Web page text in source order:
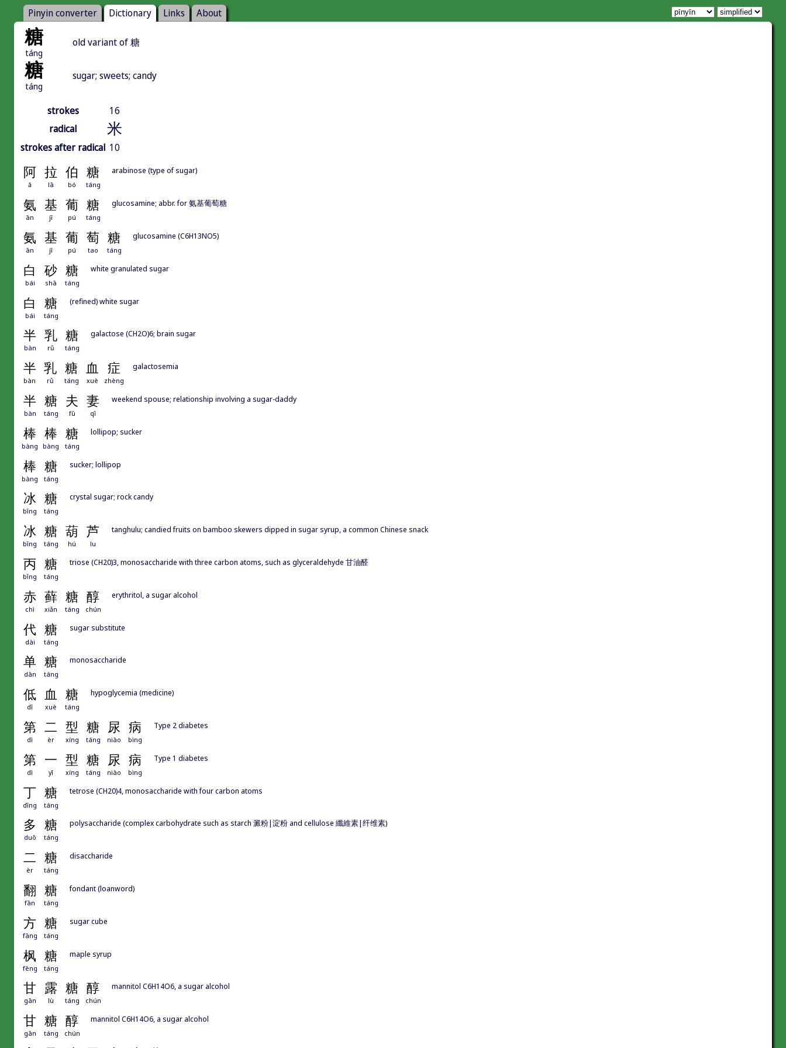
Pinyin converter Dictionary Links About
糖
táng
old variant of 糖
糖
táng
sugar; sweets; candy
strokes
16
radical
米
strokes after radical 10
阿 拉 伯 糖
ā lā bó táng
arabinose (type of sugar)
氨 基 葡 糖
ān jī pú táng
glucosamine; abbr. for 氨基葡萄糖
氨 基 葡 萄 糖
ān jī pú tao táng
glucosamine (C6H13NO5)
白 砂 糖
bái shā táng
white granulated sugar
白 糖
bái táng
(refined) white sugar
半 乳 糖
bàn rǔ táng
galactose (CH2O)6; brain sugar
半 乳 糖 血 症
bàn rǔ táng xuè zhèng
galactosemia
半 糖 夫 妻
bàn táng fū qī
weekend spouse; relationship involving a sugar-daddy
棒 棒 糖
bàng bàng táng
lollipop; sucker
棒 糖
bàng táng
sucker; lollipop
冰 糖
bīng táng
crystal sugar; rock candy
冰 糖 葫 芦
bīng táng hú lu
tanghulu; candied fruits on bamboo skewers dipped in sugar syrup, a common Chinese snack
丙 糖
bǐng táng
triose (CH20)3, monosaccharide with three carbon atoms, such as glyceraldehyde 甘油醛
赤 藓 糖 醇
chì xiǎn táng chún
erythritol, a sugar alcohol
代 糖
dài táng
sugar substitute
单 糖
dān táng
monosaccharide
低 血 糖
dī xuè táng
hypoglycemia (medicine)
第 二 型 糖 尿 病
dì èr xíng táng niào bìng
Type 2 diabetes
第 一 型 糖 尿 病
dì yī xíng táng niào bìng
Type 1 diabetes
丁 糖
dīng táng
tetrose (CH20)4, monosaccharide with four carbon atoms
多 糖
duō táng
polysaccharide (complex carbohydrate such as starch 澱粉|淀粉 and cellulose 纖維素|纤维素)
二 糖
èr táng
disaccharide
翻 糖
fān táng
fondant (loanword)
方 糖
fāng táng
sugar cube
枫 糖
fēng táng
maple syrup
甘 露 糖 醇
gān lù táng chún
mannitol C6H14O6, a sugar alcohol
甘 糖 醇
gān táng chún
mannitol C6H14O6, a sugar alcohol